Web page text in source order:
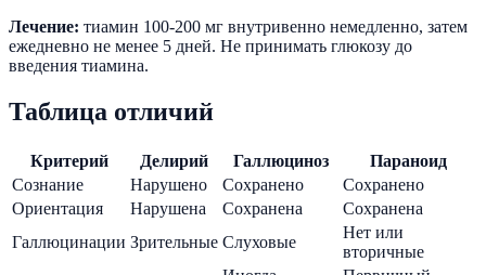
Лечение: тиамин 100-200 мг внутривенно немедленно, затем
ежедневно не менее 5 дней. Не принимать глюкозу до
введения тиамина.
Таблица отличий
Критерий Делирий Галлюциноз
Параноид
Сознание
Нарушено Сохранено
Сохранено
Ориентация
Нарушена Сохранена
Сохранена
Галлюцинации Зрительные Слуховые
Нет или
вторичные